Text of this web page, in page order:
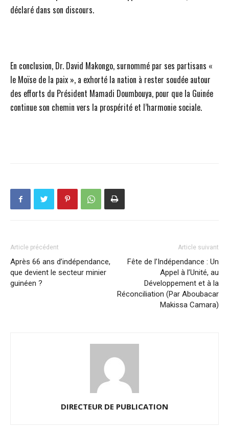
déclaré dans son discours.
En conclusion, Dr. David Makongo, surnommé par ses partisans «
le Moïse de la paix », a exhorté la nation à rester soudée autour
des efforts du Président Mamadi Doumbouya, pour que la Guinée
continue son chemin vers la prospérité et l’harmonie sociale.
Article précédent
Après 66 ans d’indépendance,
que devient le secteur minier
guinéen ?
Article suivant
Fête de l’Indépendance : Un
Appel à l’Unité, au
Développement et à la
Réconciliation (Par Aboubacar
Makissa Camara)
DIRECTEUR DE PUBLICATION